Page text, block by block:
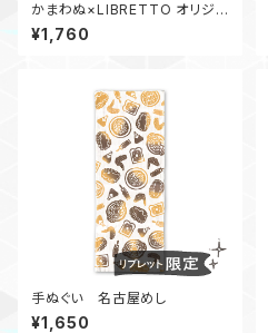
かまわぬ×LIBRETTO オリジナ
ルてぬぐい 伊勢 御在所
¥1,760
手ぬぐい 名古屋めし
¥1,650